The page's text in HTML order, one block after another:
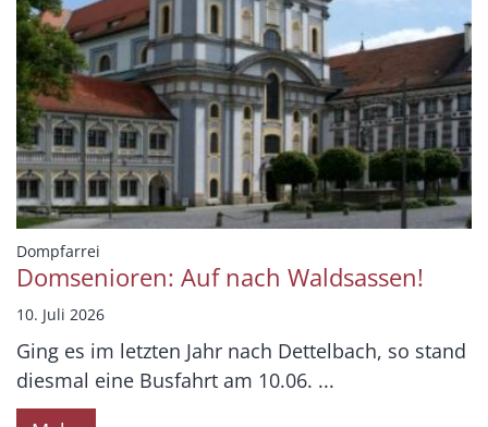
Dompfarrei
Domsenioren: Auf nach Waldsassen!
10. Juli 2026
Ging es im letzten Jahr nach Dettelbach, so stand
diesmal eine Busfahrt am 10.06. ...